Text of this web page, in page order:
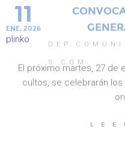
11
ENE, 2026
0 COM.
El próximo martes, 27 de
cultos, se celebrarán
plinko